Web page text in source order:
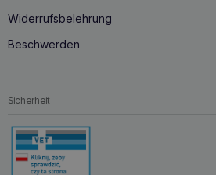
Widerrufsbelehrung
Beschwerden
Sicherheit